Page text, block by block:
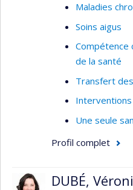
Maladies
Soins aigus
Compétence
de la santé
Transfert
Une seule
Profil complet
DUBÉ,